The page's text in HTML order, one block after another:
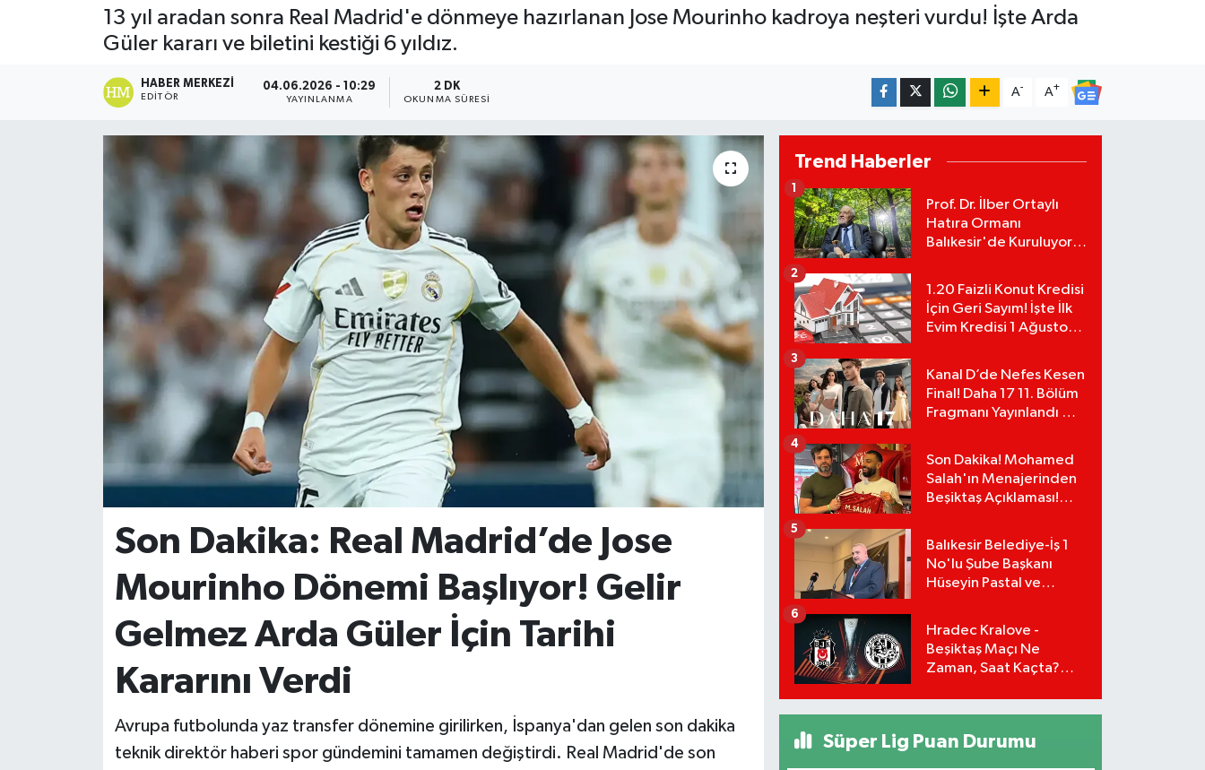
13 yıl aradan sonra Real Madrid'e dönmeye hazırlanan Jose Mourinho kadroya neşteri vurdu! İşte Arda
Güler kararı ve biletini kestiği 6 yıldız.
HABER MERKEZI
EDITÖR
04.06.2026 - 10:29
YAYINLANMA
2 DK
OKUNMA SÜRESI
A- A+
Son Dakika: Real Madrid’de Jose
Mourinho Dönemi Başlıyor! Gelir
Gelmez Arda Güler İçin Tarihi
Kararını Verdi
Avrupa futbolunda yaz transfer dönemine girilirken, İspanya'dan gelen son dakika
teknik direktör haberi spor gündemini tamamen değiştirdi. Real Madrid'de son
Trend Haberler
Prof. Dr. İlber Ortaylı
Hatıra Ormanı
Balıkesir'de Kuruluyor!
1
1.20 Faizli Konut Kredisi
İçin Geri Sayım! İşte İlk
Evim Kredisi 1 Ağustos
2
Kanal D’de Nefes Kesen
Final! Daha 17 11. Bölüm
Fragmanı Yayınlandı Mı?
3
Son Dakika! Mohamed
Salah'ın Menajerinden
Beşiktaş Açıklaması!
4
Balıkesir Belediye-İş 1
No'lu Şube Başkanı
Hüseyin Pastal ve
5
Hradec Kralove -
Beşiktaş Maçı Ne
Zaman, Saat Kaçta?
6
Süper Lig Puan Durumu
EKONOMİ
KENT GÜNDEMİ
KÜLTÜR-SANAT
MAGAZİN
Haber Arşivi